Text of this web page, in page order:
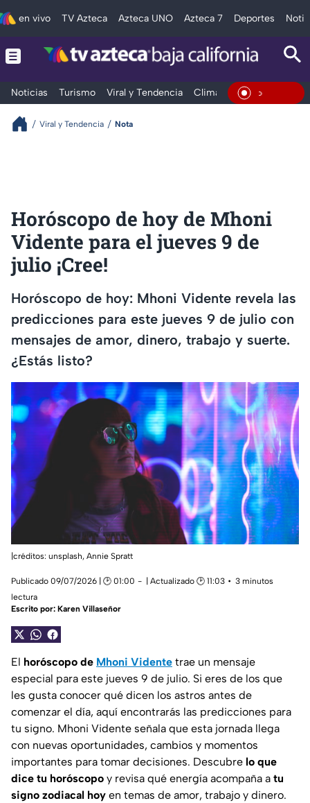
en vivo TV Azteca Azteca UNO Azteca 7 Deportes
Noticias Turismo Viral y Tendencia Clima Deportes En Vivo
Viral y Tendencia Nota
Horóscopo de hoy de Mhoni
Vidente para el jueves 9 de
julio ¡Cree!
Horóscopo de hoy: Mhoni Vidente revela las
predicciones para este jueves 9 de julio con
mensajes de amor, dinero, trabajo y suerte.
¿Estás listo?
|créditos: unsplash, Annie Spratt
Publicado 09/07/2026 | 🕑 01:00 | Actualizado 🕑 11:03
3 minutos
lectura
Escrito por: Karen Villaseñor
El horóscopo de Mhoni Vidente trae un mensaje
especial para este jueves 9 de julio. Si eres de los que
les gusta conocer qué dicen los astros antes de
comenzar el día, aquí encontrarás las predicciones para
tu signo. Mhoni Vidente señala que esta jornada llega
con nuevas oportunidades, cambios y momentos
importantes para tomar decisiones. Descubre lo que
dice tu horóscopo y revisa qué energía acompaña a tu
signo zodiacal hoy en temas de amor, trabajo y dinero.